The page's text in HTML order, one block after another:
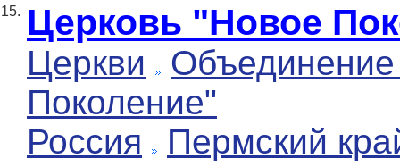
15. Церковь "Новое
Церкви
Поколение"
Россия
Пермский